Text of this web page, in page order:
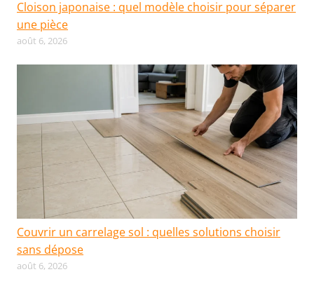
Cloison japonaise : quel modèle choisir pour séparer
une pièce
août 6, 2026
Couvrir un carrelage sol : quelles solutions choisir
sans dépose
août 6, 2026